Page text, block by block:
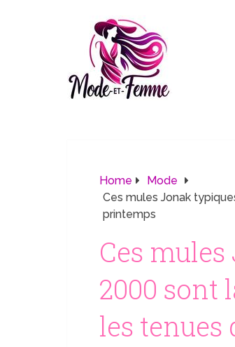
Home
Mode
Ces mules Jonak
printemps
Ces
2000 sont
les